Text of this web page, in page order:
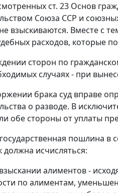
ст. 23 Основ
Союза ССР и
взыскиваются. Вместе с
расходов, которые
сторон по
случаях - при
брака суд вправе
о разводе. В
обе стороны от уплаты
пошлина в
исчисляться:
алиментов -
по алиментам,